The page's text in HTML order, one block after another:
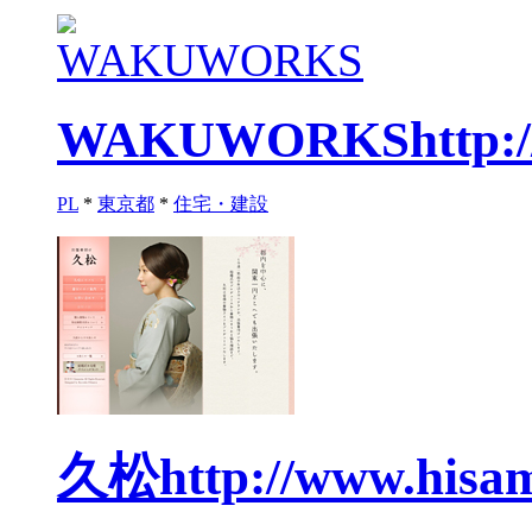
WAKUWORKS
PL * 東京都 * 住宅・建設
久松http://